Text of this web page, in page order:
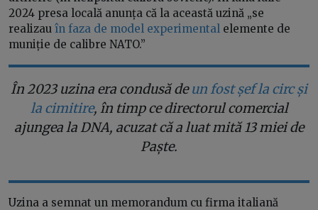
2024 presa locală anunța că la această uzină „se
realizau în faza de model experimental elemente de
muniție de calibre NATO.”
În 2023 uzina era condusă deun fost șef la circ și
la cimitire, în timp ce directorul comercial
ajungea la DNA, acuzat că a luat mită 13 miei de
Paște.
Uzina a semnat un memorandum cu firma italiană